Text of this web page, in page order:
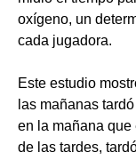
oxígeno, un
cada jugadora.
Este estudio
las mañanas
en la mañana que
de las tardes,